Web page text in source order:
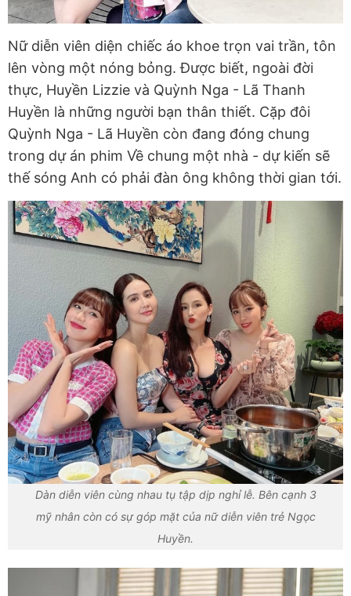
Nữ diễn viên diện chiếc áo khoe trọn vai trần, tôn
lên vòng một nóng bỏng. Được biết, ngoài đời
thực, Huyền Lizzie và Quỳnh Nga - Lã Thanh
Huyền là những người bạn thân thiết. Cặp đôi
Quỳnh Nga - Lã Huyền còn đang đóng chung
trong dự án phim Về chung một nhà - dự kiến sẽ
thế sóng Anh có phải đàn ông không thời gian tới.
Dàn diễn viên cùng nhau tụ tập dịp nghỉ lễ. Bên cạnh 3
mỹ nhân còn có sự góp mặt của nữ diễn viên trẻ Ngọc
Huyền.